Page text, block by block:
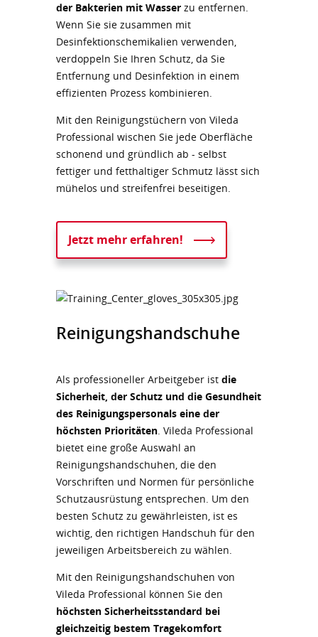
der Bakterien mit Wasser zu entfernen.
Wenn Sie sie zusammen mit
Desinfektionschemikalien verwenden,
verdoppeln Sie Ihren Schutz, da Sie
Entfernung und Desinfektion in einem
effizienten Prozess kombinieren.
Mit den Reinigungstüchern von Vileda
Professional wischen Sie jede Oberfläche
schonend und gründlich ab - selbst
fettiger und fetthaltiger Schmutz lässt sich
mühelos und streifenfrei beseitigen.
Jetzt mehr erfahren!
Reinigungshandschuhe
Als professioneller Arbeitgeber ist die
Sicherheit, der Schutz und die Gesundheit
des Reinigungspersonals eine der
höchsten Prioritäten . Vileda Professional
bietet eine große Auswahl an
Reinigungshandschuhen, die den
Vorschriften und Normen für persönliche
Schutzausrüstung entsprechen. Um den
besten Schutz zu gewährleisten, ist es
wichtig, den richtigen Handschuh für den
jeweiligen Arbeitsbereich zu wählen.
Mit den Reinigungshandschuhen von
Vileda Professional können Sie den
höchsten Sicherheitsstandard bei
gleichzeitig bestem Tragekomfort